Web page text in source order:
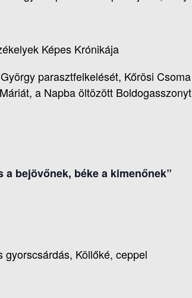
Képes Krónikája
parasztfelkelését, Kőrösi
a Napba öltözött
a bejövőnek, béke a kimenőnek”
gyorscsárdás, Köllőké, ceppel